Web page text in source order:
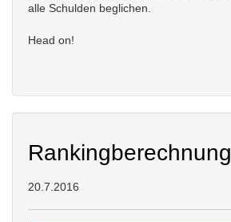
alle Schulden beglichen.
Head on!
Rankingberechnung
20.7.2016